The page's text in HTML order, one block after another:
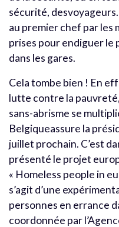
sécurité,
au premier chef par les
prises pour endiguer le
dans les gares.
Cela tombe bien ! En
lutte contre la
sans-abrisme se
Belgiqueassure la
juillet prochain. C’est
présenté le projet
« Homeless people in
s’agit d’une
personnes en errance
coordonnée par